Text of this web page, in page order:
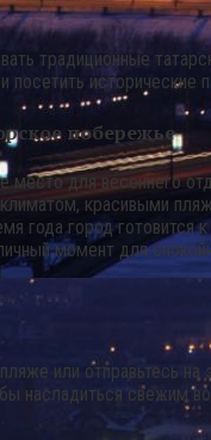
традиционные
посетить исторические
побережье
место для весеннего
красивыми
года город готовится
момент для
или отправьтесь на
насладиться свежим